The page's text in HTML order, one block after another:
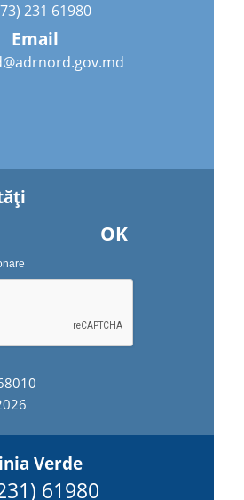
231 61980
Email
OK
Verde
61980